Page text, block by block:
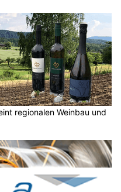
regionalen Weinbau und